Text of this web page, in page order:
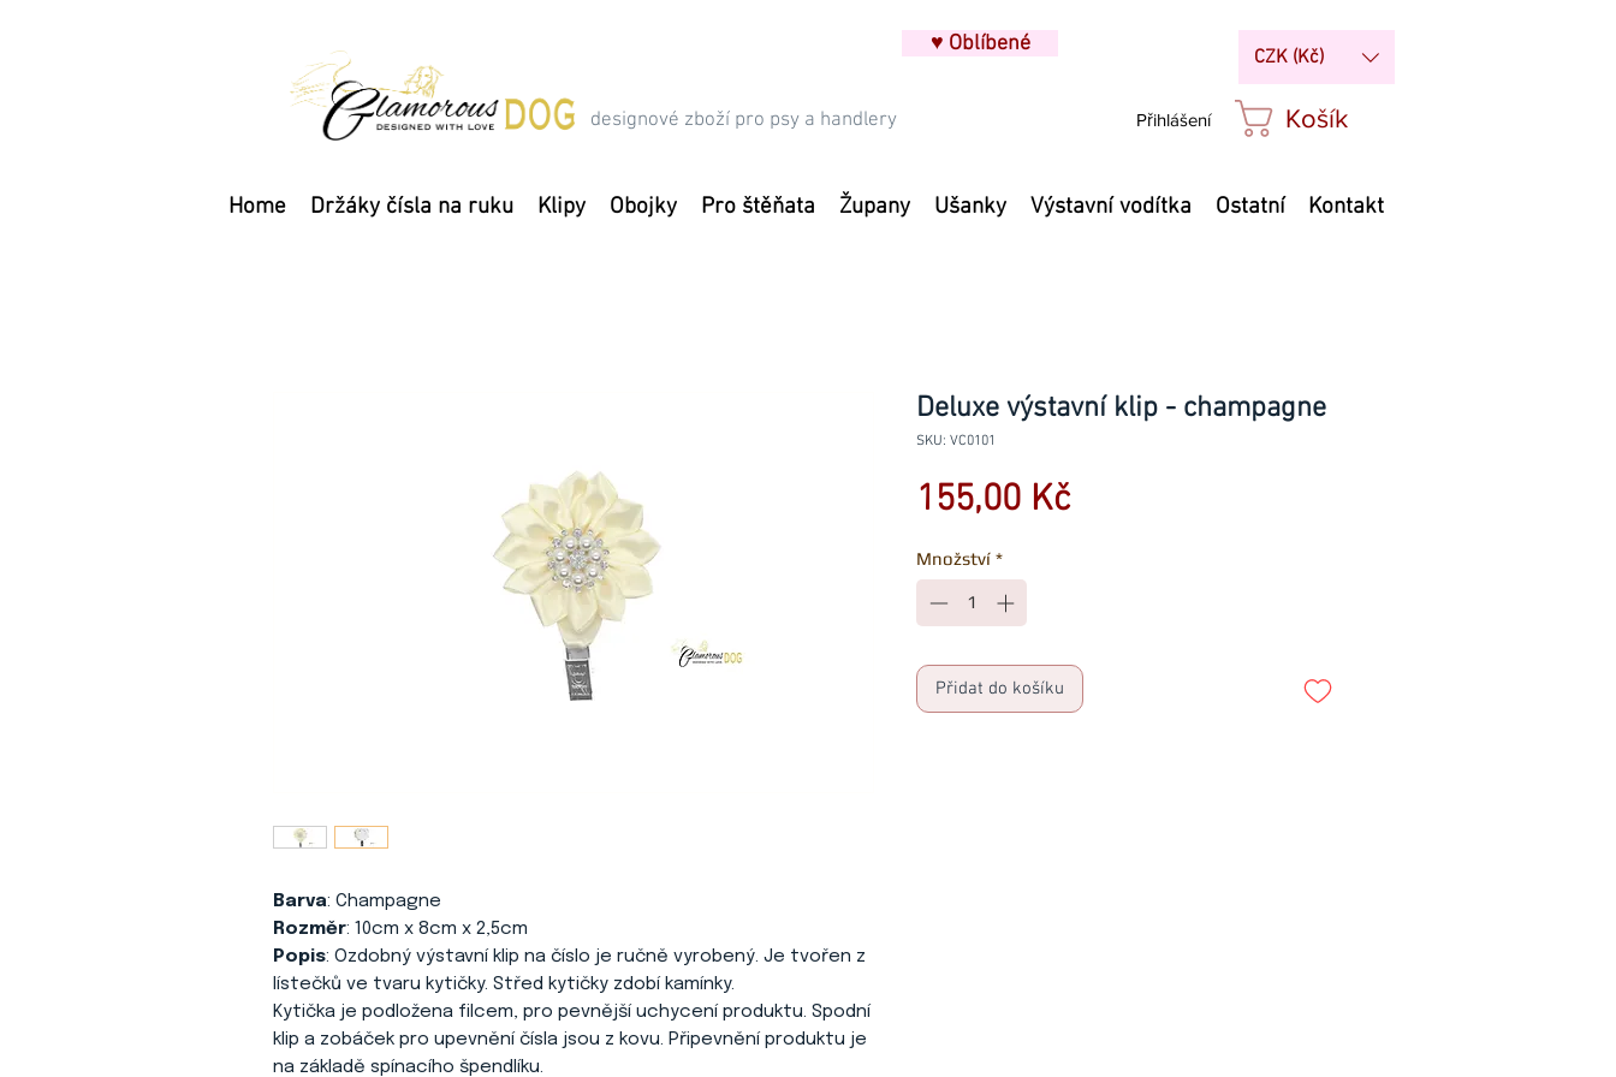
designové zboží pro psy a handlery
♥ Oblíbené
Přihlášení
CZK (Kč)
Košík
Home Držáky čísla na ruku Klipy Obojky Pro štěňata Župany Ušanky Výstavní vodítka Ostatní Kontakt
Barva: Champagne
Rozměr: 10cm x 8cm x 2,5cm
Popis: Ozdobný výstavní klip na číslo je ručně vyrobený. Je tvořen z
lístečků ve tvaru kytičky. Střed kytičky zdobí kamínky.
Kytička je podložena filcem, pro pevnější uchycení produktu. Spodní
klip a zobáček pro upevnění čísla jsou z kovu. Připevnění produktu je
na základě spínacího špendlíku.
Deluxe výstavní klip - champagne
SKU: VC0101
155,00 KčCena
Množství *
Přidat do košíku